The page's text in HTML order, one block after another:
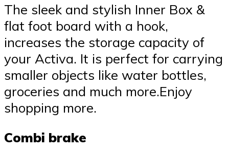
The sleek and stylish Inner Box &
flat foot board with a hook,
increases the storage capacity of
your Activa. It is perfect for carrying
smaller objects like water bottles,
groceries and much more.Enjoy
shopping more.
Combi brake